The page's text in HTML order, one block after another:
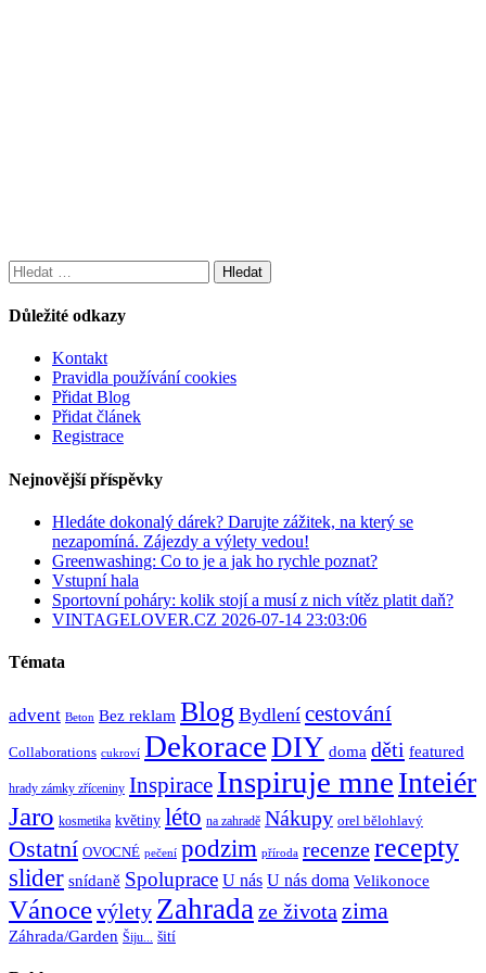
Vyhledávání
Důležité odkazy
Kontakt
Pravidla používání cookies
Přidat Blog
Přidat článek
Registrace
Nejnovější příspěvky
Hledáte dokonalý dárek? Darujte zážitek, na který se
nezapomíná. Zájezdy a výlety vedou!
Greenwashing: Co to je a jak ho rychle poznat?
Vstupní hala
Sportovní poháry: kolik stojí a musí z nich vítěz platit daň?
VINTAGELOVER.CZ 2026-07-14 23:03:06
Témata
advent Beton Bez reklam Blog Bydlení cestování
Collaborations cukroví DekoraceDIY doma děti featured
hrady zámky zříceniny Inspirace Inspiruje mneInteiér
Jaro kosmetika květiny léto na zahradě Nákupy orel bělohlavý
Ostatní OVOCNÉ pečení podzim příroda recenzerecepty
slider snídaně Spoluprace U nás U nás doma Velikonoce
Vánocevýlety Zahrada ze života zima
Záhrada/Garden Šiju... šití